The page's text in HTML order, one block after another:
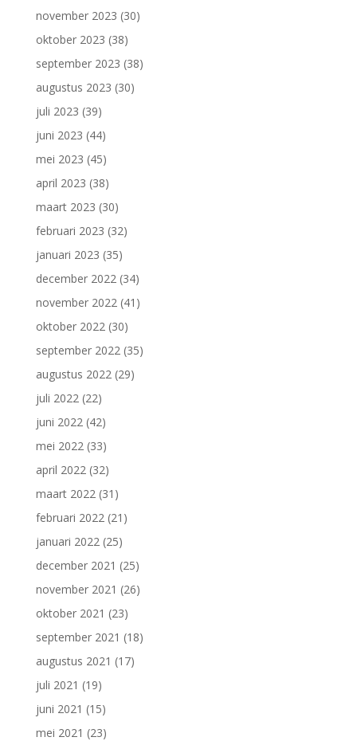
november 2023 (30)
oktober 2023 (38)
september 2023 (38)
augustus 2023 (30)
juli 2023 (39)
juni 2023 (44)
mei 2023 (45)
april 2023 (38)
maart 2023 (30)
februari 2023 (32)
januari 2023 (35)
december 2022(34)
november 2022(41)
oktober 2022(30)
september 2022(35)
augustus 2022(29)
juli 2022(22)
juni 2022(42)
mei 2022(33)
april 2022(32)
maart 2022(31)
februari 2022(21)
januari 2022(25)
december 2021 (25)
november 2021 (26)
oktober 2021 (23)
september 2021 (18)
augustus 2021 (17)
juli 2021 (19)
juni 2021 (15)
mei 2021 (23)